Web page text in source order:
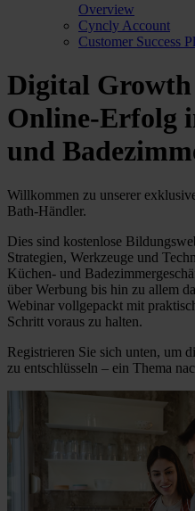
Overview
Cyncly Account
Customer Success
Digital Growth
Online-Erfolg
und
Willkommen zu unserer
Bath-Händler.
Dies sind kostenlose
Strategien, Werkzeuge und
Küchen- und
über Werbung bis hin zu allem
Webinar vollgepackt mit
Schritt voraus zu halten.
Registrieren Sie sich unten, um
zu entschlüsseln – ein Thema